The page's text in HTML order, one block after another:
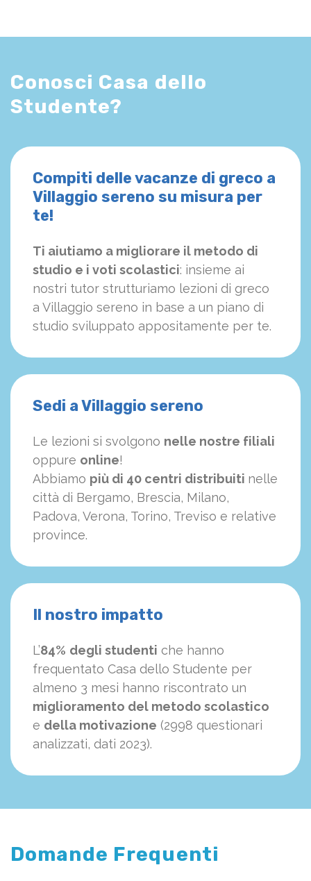
Conosci Casa dello
Studente?
Compiti delle vacanze di greco a
Villaggio sereno su misura per
te!
Ti aiutiamo a migliorare il metodo di
studio e i voti scolastici: insieme ai
nostri tutor strutturiamo lezioni di greco
a Villaggio sereno in base a un piano di
studio sviluppato appositamente per te.
Sedi a Villaggio sereno
Le lezioni si svolgono nelle nostre filiali
oppure online!
Abbiamo più di 40 centri distribuiti nelle
città di Bergamo, Brescia, Milano,
Padova, Verona, Torino, Treviso e relative
province.
Il nostro impatto
L’84% degli studenti che hanno
frequentato Casa dello Studente per
almeno 3 mesi hanno riscontrato un
miglioramento del metodo scolastico
e della motivazione (2998 questionari
analizzati, dati 2023).
Domande Frequenti